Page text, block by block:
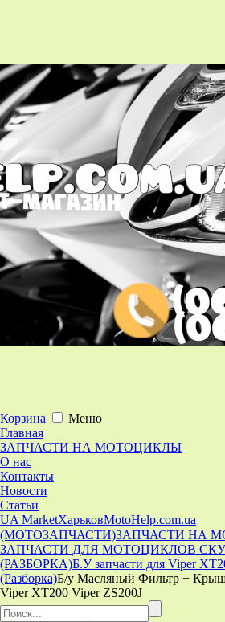
Корзина
Меню
Главная
ЗАПЧАСТИ НА МОТОЦИКЛЫ
О нас
Контакты
Новости
Статьи
UA MarketХарьковMotoHelp.com.ua
(МОТОЗАПЧАСТИ)ЗАПЧАСТИ НА
ЗАПЧАСТИ ДЛЯ МОТОЦИКЛОВ
(РАЗБОРКА)Б.У запчасти для Viper
(Разборка)Б/у Масляный Фильтр +
Viper XT200 Viper ZS200J